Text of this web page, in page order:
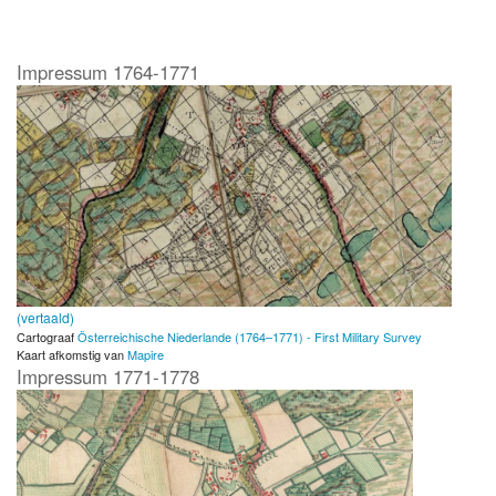
Impressum 1764-1771
(vertaald)
CartograafÖsterreichische Niederlande (1764–1771) - First Military Survey
Kaart afkomstig vanMapire
Impressum 1771-1778